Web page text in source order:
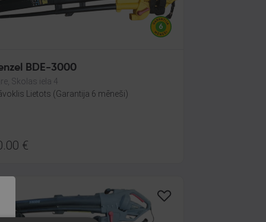
BDE-3000
Skolas iela 4
Lietots (Garantija 6 mēneši)
€